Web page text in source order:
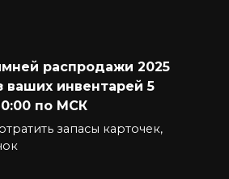
распродажи 2025
ваших инвентарей 5
по МСК
запасы карточек,